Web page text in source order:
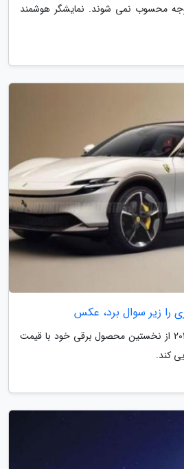
محسوب نمی شوند. نمایشگر هوشمند
را زیر سوال برد، عکس
فراری برنامه دارد تا سال 2026 از نخستین محصول برقی خود با قیمت